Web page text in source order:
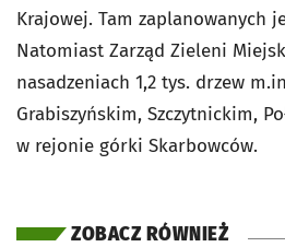
Krajowej. Tam zaplanowanych
Natomiast Zarząd Zieleni
nasadzeniach 1,2 tys. drzew
Grabiszyńskim, Szczytnickim,
w rejonie górki Skarbowców.
ZOBACZ RÓWNIEŻ